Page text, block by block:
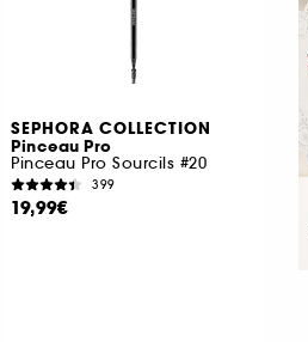
SEPHORA COLLECTION
Pinceau Pro
Pinceau Pro Sourcils #20
399
19,99€